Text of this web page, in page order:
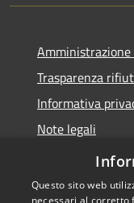
Trasparenza
Informativa
Note legali
Dichiarazione di
Questo sito web
necessari al corretto